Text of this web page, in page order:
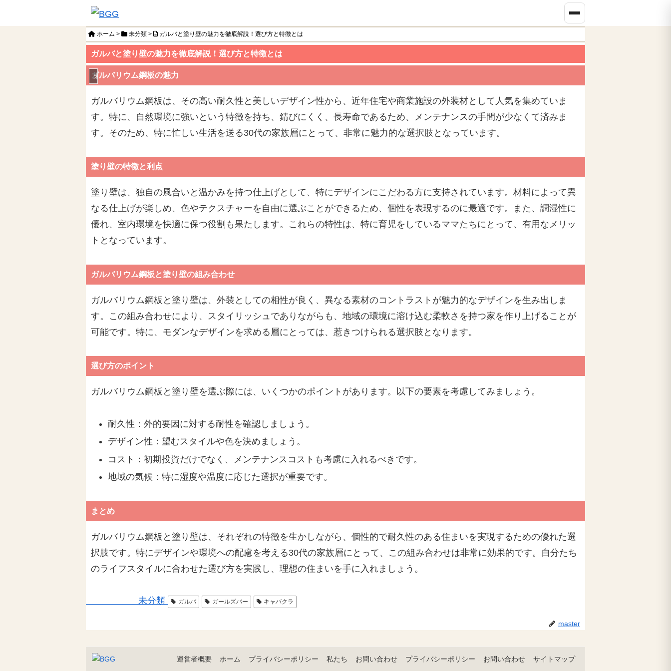
ホーム > 未分類 > ガルバと塗り壁の魅力を徹底解説！選び方と特徴とは
ガルバと塗り壁の魅力を徹底解説！選び方と特徴とは
未分類
ガルバリウム鋼板の魅力
ガルバリウム鋼板は、その高い耐久性と美しいデザイン性から、近年住宅や商業施設の外装材として人気を集めていま
す。特に、自然環境に強いという特徴を持ち、錆びにくく、長寿命であるため、メンテナンスの手間が少なくて済みま
す。そのため、特に忙しい生活を送る30代の家族層にとって、非常に魅力的な選択肢となっています。
塗り壁の特徴と利点
塗り壁は、独自の風合いと温かみを持つ仕上げとして、特にデザインにこだわる方に支持されています。材料によって異
なる仕上げが楽しめ、色やテクスチャーを自由に選ぶことができるため、個性を表現するのに最適です。また、調湿性に
優れ、室内環境を快適に保つ役割も果たします。これらの特性は、特に育児をしているママたちにとって、有用なメリッ
トとなっています。
ガルバリウム鋼板と塗り壁の組み合わせ
ガルバリウム鋼板と塗り壁は、外装としての相性が良く、異なる素材のコントラストが魅力的なデザインを生み出しま
す。この組み合わせにより、スタイリッシュでありながらも、地域の環境に溶け込む柔軟さを持つ家を作り上げることが
可能です。特に、モダンなデザインを求める層にとっては、惹きつけられる選択肢となります。
選び方のポイント
ガルバリウム鋼板と塗り壁を選ぶ際には、いくつかのポイントがあります。以下の要素を考慮してみましょう。
耐久性：外的要因に対する耐性を確認しましょう。
デザイン性：望むスタイルや色を決めましょう。
コスト：初期投資だけでなく、メンテナンスコストも考慮に入れるべきです。
地域の気候：特に湿度や温度に応じた選択が重要です。
まとめ
ガルバリウム鋼板と塗り壁は、それぞれの特徴を生かしながら、個性的で耐久性のある住まいを実現するための優れた選
択肢です。特にデザインや環境への配慮を考える30代の家族層にとって、この組み合わせは非常に効果的です。自分たち
のライフスタイルに合わせた選び方を実践し、理想の住まいを手に入れましょう。
未分類 ガルバ ガールズバー キャバクラ
master
運営者概要 ホーム プライバシーポリシー 私たち お問い合わせ プライバシーポリシー お問い合わせ サイトマップ